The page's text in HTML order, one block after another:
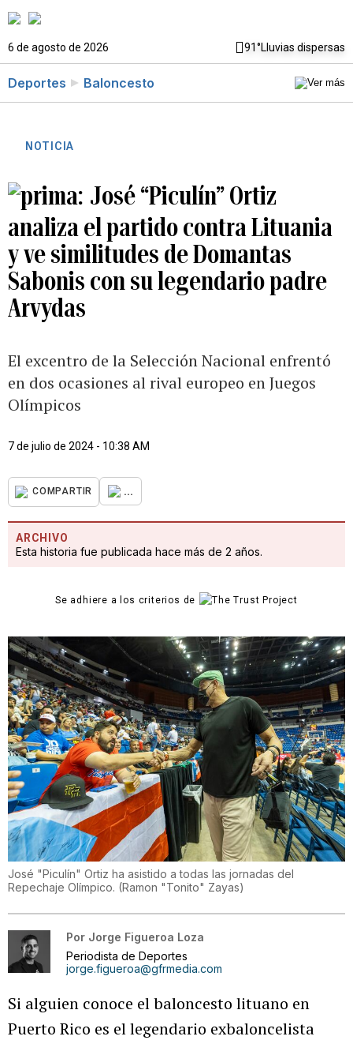
6 de agosto de 2026 91°Lluvias dispersas
Deportes Baloncesto
NOTICIA
José “Piculín” Ortiz
analiza el partido contra Lituania
y ve similitudes de Domantas
Sabonis con su legendario padre
Arvydas
El excentro de la Selección Nacional enfrentó
en dos ocasiones al rival europeo en Juegos
Olímpicos
7 de julio de 2024 - 10:38 AM
COMPARTIR ...
ARCHIVO
Esta historia fue publicada hace más de 2 años.
Se adhiere a los criterios de
José "Piculín" Ortiz ha asistido a todas las jornadas del
Repechaje Olímpico. (Ramon "Tonito" Zayas)
Por Jorge Figueroa Loza
Periodista de Deportes
jorge.figueroa@gfrmedia.com
Si alguien conoce el baloncesto lituano en
Puerto Rico es el legendario exbaloncelista